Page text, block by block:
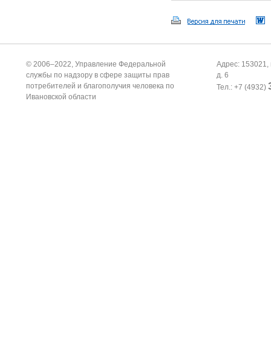
© 2006–2022, Управление Федеральной
службы по надзору в сфере защиты прав
потребителей и благополучия человека по
Ивановской области
Адрес: 153021,
д. 6
Тел.: +7 (4932)